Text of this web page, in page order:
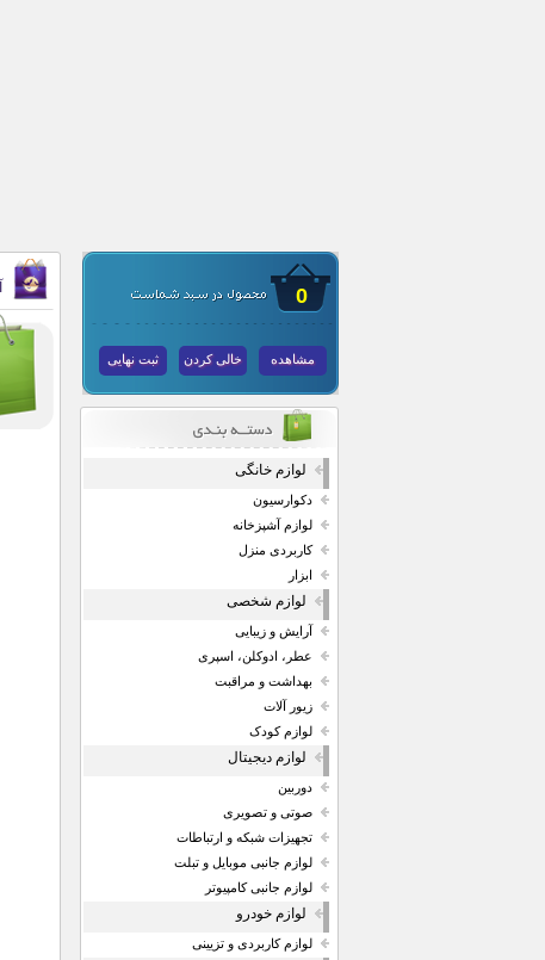
0
مشاهده خالی کردن ثبت نهایی
لوازم خانگی
دکوارسیون
لوازم آشپزخانه
کاربردی منزل
ابزار
لوازم شخصی
آرایش و زیبایی
عطر، ادوکلن، اسپری
بهداشت و مراقبت
زیور آلات
لوازم کودک
لوازم دیجیتال
دوربین
صوتی و تصویری
تجهیزات شبکه و ارتباطات
لوازم جانبی موبایل و تبلت
لوازم جانبی کامپیوتر
لوازم خودرو
لوازم کاربردی و تزیینی